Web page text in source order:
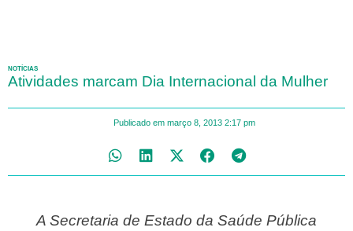
NOTÍCIAS
Atividades marcam Dia Internacional da Mulher
Publicado em março 8, 2013 2:17 pm
A Secretaria de Estado da Saúde Pública